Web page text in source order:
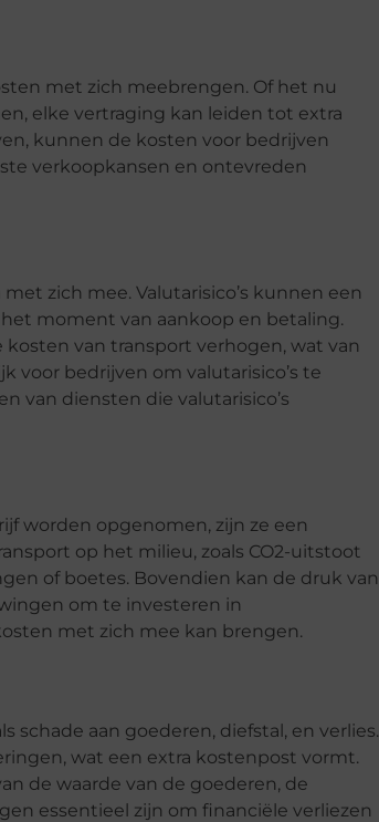
met zich meebrengen. Of het nu
elke vertraging kan leiden tot extra
kunnen de kosten voor bedrijven
verkoopkansen en ontevreden
zich mee. Valutarisico’s kunnen een
moment van aankoop en betaling.
van transport verhogen, wat van
voor bedrijven om valutarisico’s te
van diensten die valutarisico’s
worden opgenomen, zijn ze een
op het milieu, zoals CO2-uitstoot
of boetes. Bovendien kan de druk van
om te investeren in
met zich mee kan brengen.
schade aan goederen, diefstal, en verlies.
wat een extra kostenpost vormt.
de waarde van de goederen, de
essentieel zijn om financiële verliezen